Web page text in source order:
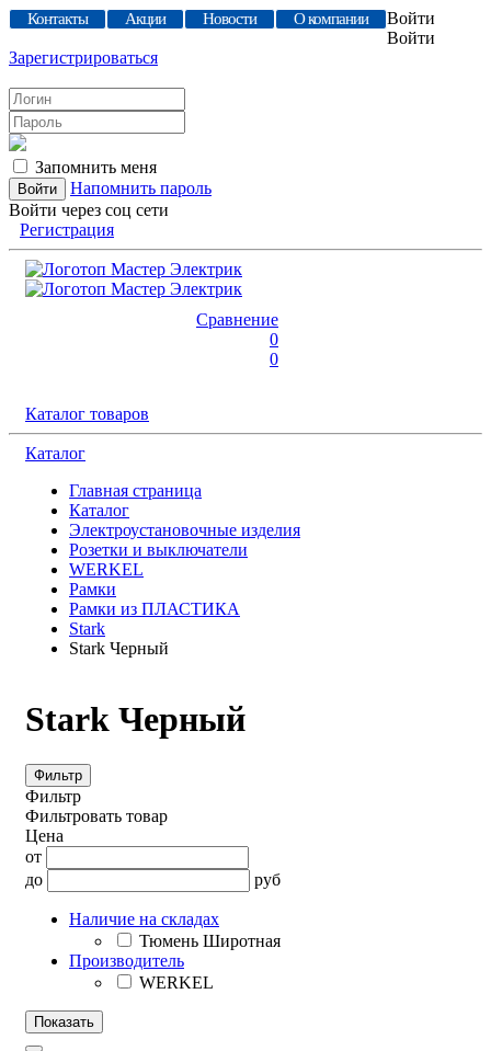
Контакты Акции Новости О компании
Войти
Войти
Зарегистрироваться
Запомнить меня
Напомнить пароль
Войти через соц сети
Регистрация
Сравнение
0
0
Каталог товаров
Каталог
Главная страница
Каталог
Электроустановочные изделия
Розетки и выключатели
WERKEL
Рамки
Рамки из ПЛАСТИКА
Stark
Stark Черный
Stark Черный
Фильтр
Фильтр
Фильтровать товар
Цена
от
до
руб
Наличие на складах
Тюмень Широтная
Производитель
WERKEL